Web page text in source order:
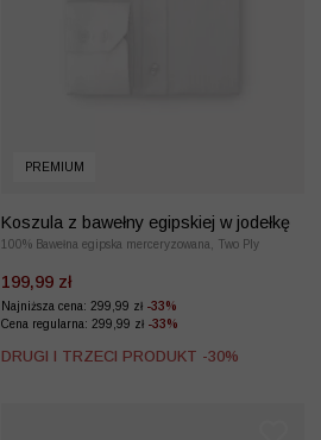
PREMIUM
Koszula z bawełny egipskiej w jodełkę
100% Bawełna egipska merceryzowana, Two Ply
199,99 zł
Najniższa cena: 299,99 zł -33%
Cena regularna: 299,99 zł -33%
DRUGI I TRZECI PRODUKT -30%